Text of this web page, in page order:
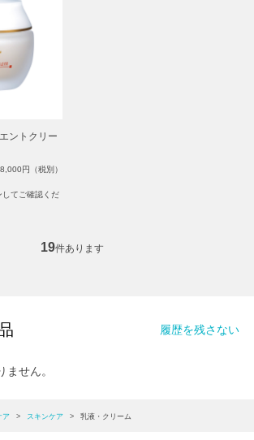
ントクリー
8,000円（税別）
してご確認くだ
19件あります
履歴を残さない
せん。
ア > スキンケア > 乳液・クリーム